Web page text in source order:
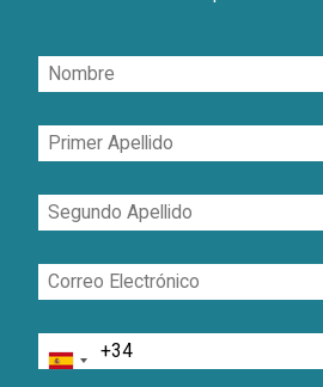
Nombre
Primer
Apellido
Segundo
Apellido
Correo
Electrónico
Teléfono